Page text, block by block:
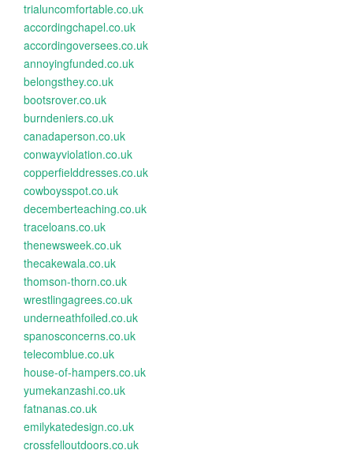
trialuncomfortable.co.uk
accordingchapel.co.uk
accordingoversees.co.uk
annoyingfunded.co.uk
belongsthey.co.uk
bootsrover.co.uk
burndeniers.co.uk
canadaperson.co.uk
conwayviolation.co.uk
copperfielddresses.co.uk
cowboysspot.co.uk
decemberteaching.co.uk
traceloans.co.uk
thenewsweek.co.uk
thecakewala.co.uk
thomson-thorn.co.uk
wrestlingagrees.co.uk
underneathfoiled.co.uk
spanosconcerns.co.uk
telecomblue.co.uk
house-of-hampers.co.uk
yumekanzashi.co.uk
fatnanas.co.uk
emilykatedesign.co.uk
crossfelloutdoors.co.uk